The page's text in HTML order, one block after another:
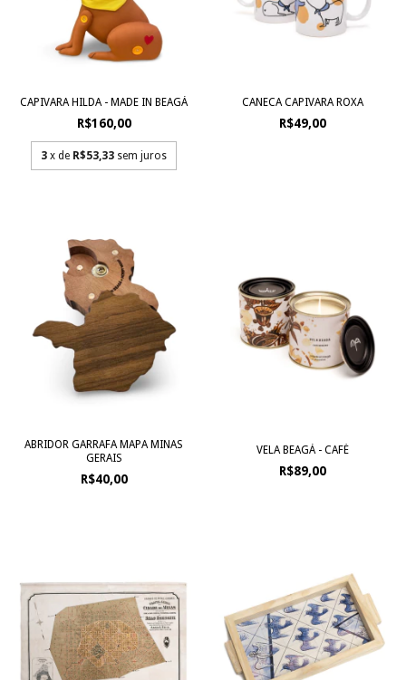
CAPIVARA HILDA - MADE IN BEAGÁ
R$160,00
3 x de R$53,33 sem juros
CANECA CAPIVARA ROXA
R$49,00
ABRIDOR GARRAFA MAPA MINAS
GERAIS
R$40,00
VELA BEAGÁ - CAFÉ
R$89,00